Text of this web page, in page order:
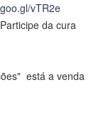
vTR2e
da cura
está a venda